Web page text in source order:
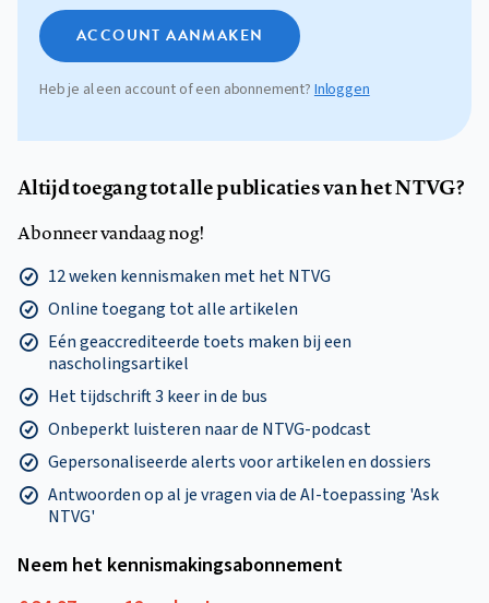
ACCOUNT AANMAKEN
Heb je al een account of een abonnement? Inloggen
Altijd toegang tot alle publicaties van het NTVG?
Abonneer vandaag nog!
12 weken kennismaken met het NTVG
Online toegang tot alle artikelen
Eén geaccrediteerde toets maken bij een
nascholingsartikel
Het tijdschrift 3 keer in de bus
Onbeperkt luisteren naar de NTVG-podcast
Gepersonaliseerde alerts voor artikelen en dossiers
Antwoorden op al je vragen via de AI-toepassing 'Ask
NTVG'
Neem het kennismakings­abonnement